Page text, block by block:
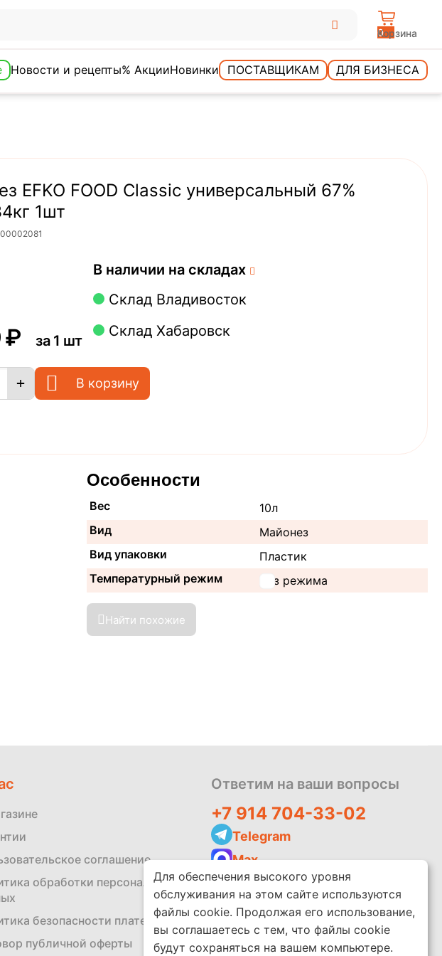
0
Корзина
Новости и рецепты% АкцииНовинки ПОСТАВЩИКАМ ДЛЯ БИЗНЕСА
EFKO FOOD Classic универсальный 67%
1шт
₽ за 1 шт
В наличии на складах
Склад Владивосток
Склад Хабаровск
+ В корзину
Особенности
Вес
10л
Вид
Майонез
Вид упаковки
Пластик
Температурный режим
Без режима
Найти похожие
соглашение
обработки персональных
безопасности платежей
публичной оферты
Ответим на ваши вопросы
+7 914 704-33-02
Telegram
Max
zakaz@leko.market
Написать отзыв
Для обеспечения высокого уровня
обслуживания на этом сайте используются
файлы cookie. Продолжая его использование,
вы соглашаетесь с тем, что файлы cookie
будут сохраняться на вашем компьютере.